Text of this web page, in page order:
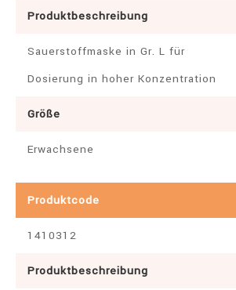
Produktbeschreibung
Sauerstoffmaske in Gr. L für
Dosierung in hoher Konzentration
Größe
Erwachsene
Produktcode
1410312
Produktbeschreibung